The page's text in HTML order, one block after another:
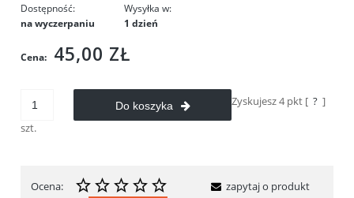
Dostępność:
na wyczerpaniu
Wysyłka w:
1 dzień
Cena: 45,00 ZŁ
szt.
Do koszyka Zyskujesz4pkt [ ? ]
Ocena:
zapytaj o produkt